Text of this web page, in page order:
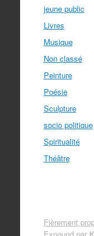
jeune public
Livres
Musique
Non classé
Peinture
Poésie
Sculpture
socio politique
Spiritualité
Théâtre
Fièrement
Expound par